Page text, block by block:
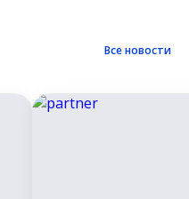
Все новости